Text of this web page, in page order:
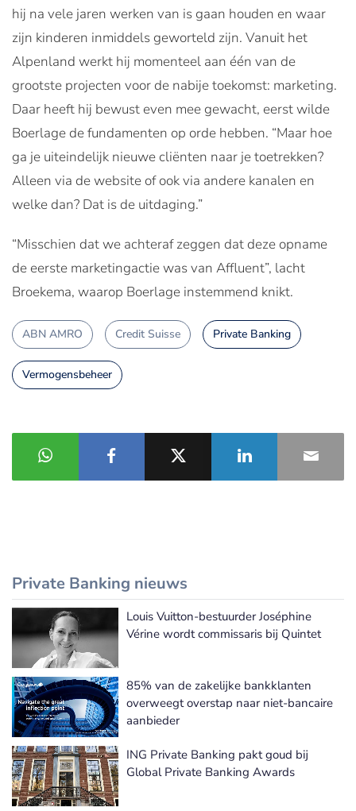
hij na vele jaren werken van is gaan houden en waar
zijn kinderen inmiddels geworteld zijn. Vanuit het
Alpenland werkt hij momenteel aan één van de
grootste projecten voor de nabije toekomst: marketing.
Daar heeft hij bewust even mee gewacht, eerst wilde
Boerlage de fundamenten op orde hebben. “Maar hoe
ga je uiteindelijk nieuwe cliënten naar je toetrekken?
Alleen via de website of ook via andere kanalen en
welke dan? Dat is de uitdaging.”
“Misschien dat we achteraf zeggen dat deze opname
de eerste marketingactie was van Affluent”, lacht
Broekema, waarop Boerlage instemmend knikt.
ABN AMRO Credit Suisse Private Banking
Vermogensbeheer
Private Banking nieuws
Meer Private Banking nieuws
Louis Vuitton-bestuurder Joséphine
Vérine wordt commissaris bij Quintet
85% van de zakelijke bankklanten
overweegt overstap naar niet-bancaire
aanbieder
ING Private Banking pakt goud bij
Global Private Banking Awards